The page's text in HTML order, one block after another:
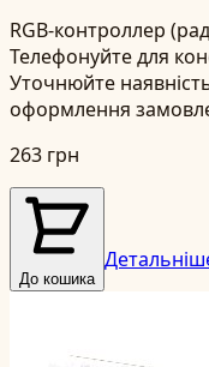
RGB-контроллер
Телефонуйте для
Уточнюйте
оформлення
263 грн
До кошика